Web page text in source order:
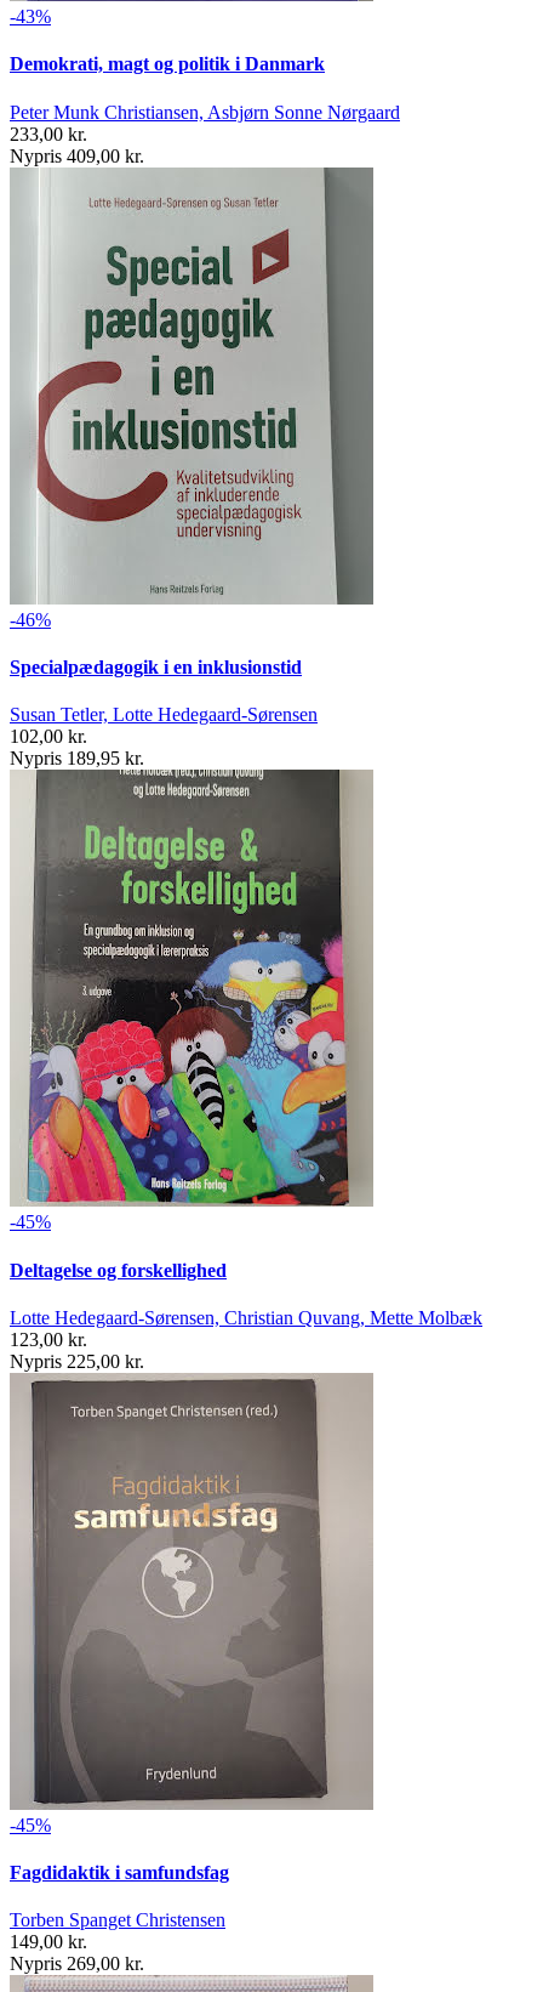
-43%
Demokrati, magt og politik i Danmark
Peter Munk Christiansen, Asbjørn Sonne Nørgaard
233,00 kr.
Nypris 409,00 kr.
-46%
Specialpædagogik i en inklusionstid
Susan Tetler, Lotte Hedegaard-Sørensen
102,00 kr.
Nypris 189,95 kr.
-45%
Deltagelse og forskellighed
Lotte Hedegaard-Sørensen, Christian Quvang, Mette Molbæk
123,00 kr.
Nypris 225,00 kr.
-45%
Fagdidaktik i samfundsfag
Torben Spanget Christensen
149,00 kr.
Nypris 269,00 kr.